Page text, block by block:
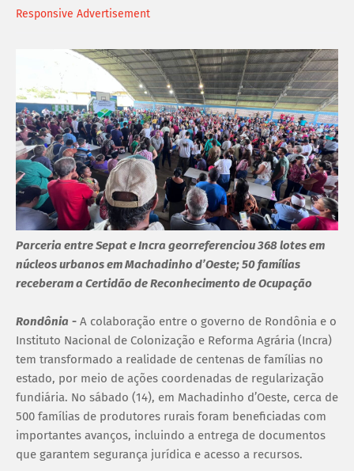
Responsive Advertisement
Parceria entre Sepat e Incra georreferenciou 368 lotes em
núcleos urbanos em Machadinho d’Oeste; 50 famílias
receberam a Certidão de Reconhecimento de Ocupação
Rondônia - A colaboração entre o governo de Rondônia e o
Instituto Nacional de Colonização e Reforma Agrária (Incra)
tem transformado a realidade de centenas de famílias no
estado, por meio de ações coordenadas de regularização
fundiária. No sábado (14), em Machadinho d’Oeste, cerca de
500 famílias de produtores rurais foram beneficiadas com
importantes avanços, incluindo a entrega de documentos
que garantem segurança jurídica e acesso a recursos.